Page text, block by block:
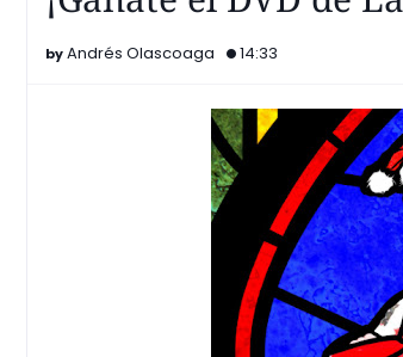
Andrés Olascoaga 14:33